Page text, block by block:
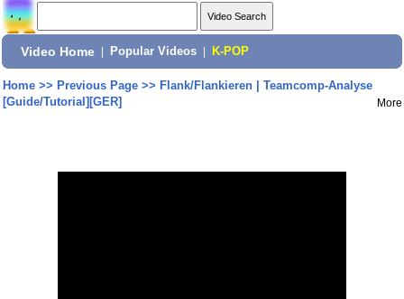
Video Home Popular Videos K-POP
Home>> Previous Page>> Flank/Flankieren | Teamcomp-Analyse
[Guide/Tutorial][GER]
More